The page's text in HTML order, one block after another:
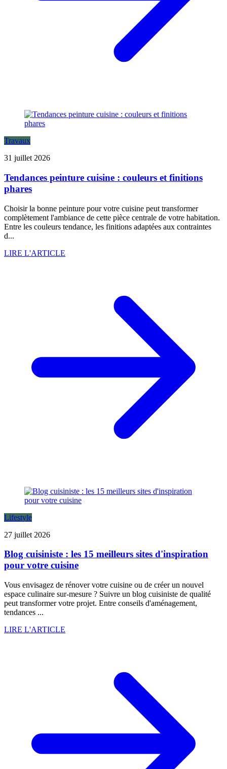
Travaux
31 juillet 2026
Tendances peinture cuisine : couleurs et finitions
phares
Choisir la bonne peinture pour votre cuisine peut transformer
complètement l'ambiance de cette pièce centrale de votre habitation.
Entre les couleurs tendance, les finitions adaptées aux contraintes
d...
LIRE L'ARTICLE
Lifestyle
27 juillet 2026
Blog cuisiniste : les 15 meilleurs sites d'inspiration
pour votre cuisine
Vous envisagez de rénover votre cuisine ou de créer un nouvel
espace culinaire sur-mesure ? Suivre un blog cuisiniste de qualité
peut transformer votre projet. Entre conseils d'aménagement,
tendances ...
LIRE L'ARTICLE